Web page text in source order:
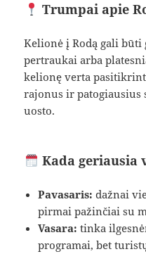
Trumpai apie
Kelionė į Rodą gali būti
pertraukai arba
kelionę verta
rajonus ir patogiausius
uosto.
Kada geriausia
Pavasaris: dažnai
pirmai pažinčiai su
Vasara: tinka
programai, bet